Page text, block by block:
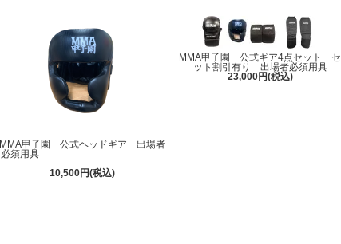
MMA甲子園 公式ヘッドギア 出場者
必須用具
10,500円(税込)
MMA甲子園 公式ギア4点セット セ
ット割引有り 出場者必須用具
23,000円(税込)